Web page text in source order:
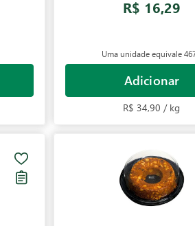
R$ 16,29
Uma unidade equivale
Adicionar
R$ 34,90 / kg